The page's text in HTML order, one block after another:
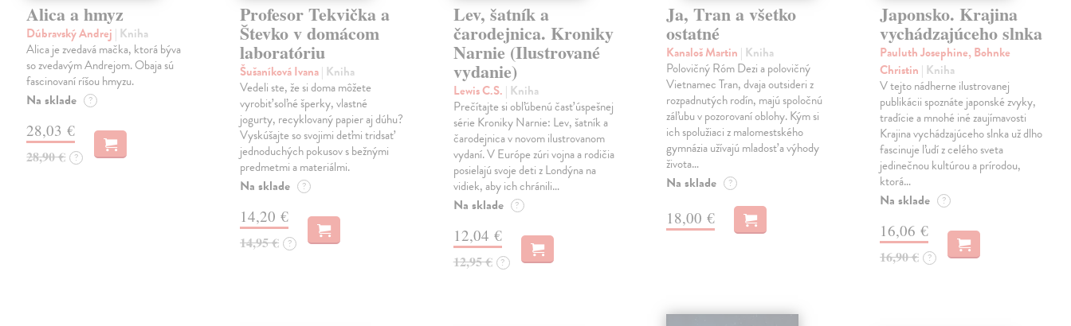
Alica a hmyz
Dúbravský Andrej | Kniha
Alica je zvedavá mačka, ktorá býva
so zvedavým Andrejom. Obaja sú
fascinovaní ríšou hmyzu.
Na sklade ?
28,03 €
28,90 € ?
Profesor Tekvička a
Števko v domácom
laboratóriu
Šušaníková Ivana| Kniha
Vedeli ste, že si doma môžete
vyrobiť soľné šperky, vlastné
jogurty, recyklovaný papier aj dúhu?
Vyskúšajte so svojimi deťmi tridsať
jednoduchých pokusov s bežnými
predmetmi a materiálmi.
Na sklade ?
14,20 €
14,95 € ?
Lev, šatník a
čarodejnica. Kroniky
Narnie (Ilustrované
vydanie)
Lewis C.S. | Kniha
Prečítajte si obľúbenú časť úspešnej
série Kroniky Narnie: Lev, šatník a
čarodejnica v novom ilustrovanom
vydaní. V Európe zúri vojna a rodičia
posielajú svoje deti z Londýna na
vidiek, aby ich chránili…
Na sklade ?
12,04 €
12,95 € ?
Ja, Tran a všetko
ostatné
Kanaloš Martin | Kniha
Polovičný Róm Dezi a polovičný
Vietnamec Tran, dvaja outsideri z
rozpadnutých rodín, majú spoločnú
záľubu v pozorovaní oblohy. Kým si
ich spolužiaci z malomestského
gymnázia užívajú mladosť a výhody
života…
Na sklade ?
18,00 €
Japonsko. Krajina
vychádzajúceho slnka
Pauluth Josephine, Bohnke
Christin | Kniha
V tejto nádherne ilustrovanej
publikácii spoznáte japonské zvyky,
tradície a mnohé iné zaujímavosti
Krajina vychádzajúceho slnka už dlho
fascinuje ľudí z celého sveta
jedinečnou kultúrou a prírodou,
ktorá…
Na sklade ?
16,06 €
16,90 € ?